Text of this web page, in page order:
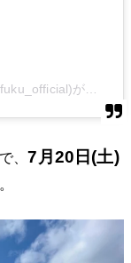
、7月20日(土)